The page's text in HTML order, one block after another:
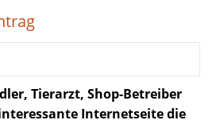
Tierarzt, Shop-Betreiber
Internetseite die